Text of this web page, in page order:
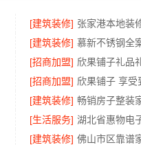
[建筑装修]
[建筑装修] 慕新不锈钢全
[招商加盟] 欣果铺子礼品
[招商加盟] 欣果铺子 享受
[建筑装修]
[生活服务]
[建筑装修]